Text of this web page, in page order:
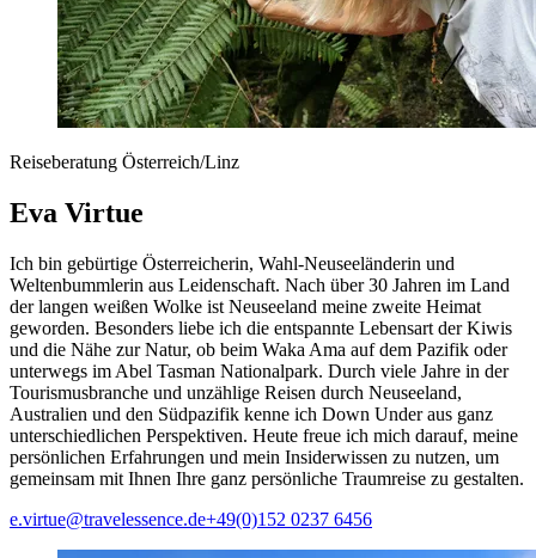
Reiseberatung Österreich/Linz
Eva Virtue
Ich bin gebürtige Österreicherin, Wahl-Neuseeländerin und
Weltenbummlerin aus Leidenschaft. Nach über 30 Jahren im Land
der langen weißen Wolke ist Neuseeland meine zweite Heimat
geworden. Besonders liebe ich die entspannte Lebensart der Kiwis
und die Nähe zur Natur, ob beim Waka Ama auf dem Pazifik oder
unterwegs im Abel Tasman Nationalpark. Durch viele Jahre in der
Tourismusbranche und unzählige Reisen durch Neuseeland,
Australien und den Südpazifik kenne ich Down Under aus ganz
unterschiedlichen Perspektiven. Heute freue ich mich darauf, meine
persönlichen Erfahrungen und mein Insiderwissen zu nutzen, um
gemeinsam mit Ihnen Ihre ganz persönliche Traumreise zu gestalten.
e.virtue@travelessence.de+49(0)152 0237 6456